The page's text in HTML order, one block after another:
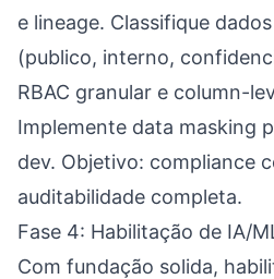
e lineage. Classifique
(publico, interno,
RBAC granular e column-
Implemente data masking
dev. Objetivo: compliance
auditabilidade completa.
Fase 4: Habilitação de IA/
Com fundação solida,